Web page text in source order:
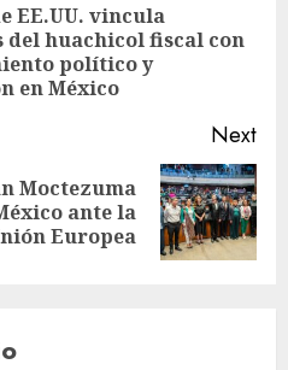
EE.UU. vincula
del huachicol fiscal con
político y
en México
Next
Moctezuma
ante la
Europea